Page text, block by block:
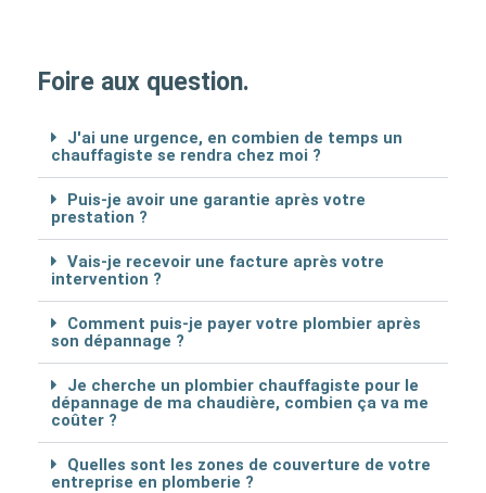
Foire aux question.
J'ai une urgence, en combien de temps un
chauffagiste se rendra chez moi ?
Puis-je avoir une garantie après votre
prestation ?
Vais-je recevoir une facture après votre
intervention ?
Comment puis-je payer votre plombier après
son dépannage ?
Je cherche un plombier chauffagiste pour le
dépannage de ma chaudière, combien ça va me
coûter ?
Quelles sont les zones de couverture de votre
entreprise en plomberie ?